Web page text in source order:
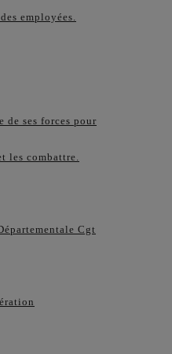
employées.
de ses forces pour
les combattre.
Cgt